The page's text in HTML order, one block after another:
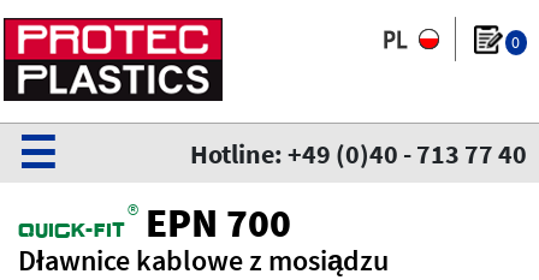
0
Hotline: +49 (0)40 - 713 77 40
☰
QuiCk-fit® EPN 700
Dławnice kablowe z mosiądzu